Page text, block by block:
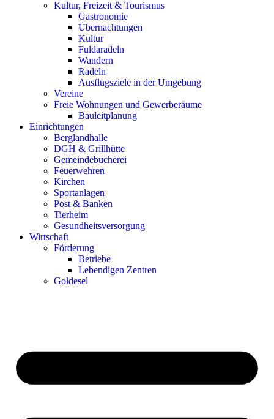
Kultur, Freizeit & Tourismus
Gastronomie
Übernachtungen
Kultur
Fuldaradeln
Wandern
Radeln
Ausflugsziele in der Umgebung
Vereine
Freie Wohnungen und Gewerberäume
Bauleitplanung
Einrichtungen
Berglandhalle
DGH & Grillhütte
Gemeindebücherei
Feuerwehren
Kirchen
Sportanlagen
Post & Banken
Tierheim
Gesundheitsversorgung
Wirtschaft
Förderung
Betriebe
Lebendigen Zentren
Goldesel